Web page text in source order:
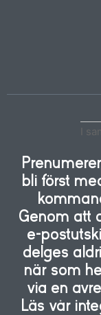
I
bli först
Genom att
e-
delges
när som
via en
Läs vår